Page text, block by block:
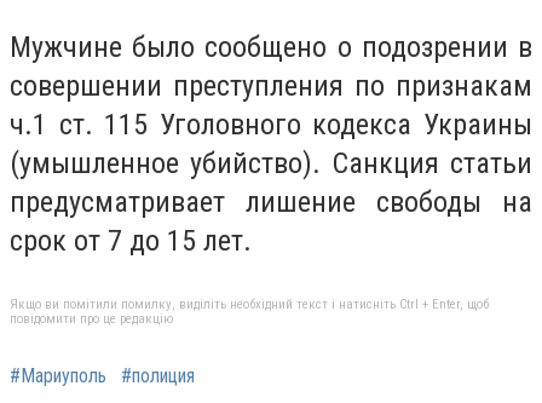
Мужчине было сообщено о подозрении в
совершении преступления по признакам
ч.1 ст. 115 Уголовного кодекса Украины
(умышленное убийство). Санкция статьи
предусматривает лишение свободы на
срок от 7 до 15 лет.
Якщо ви помітили помилку, виділіть необхідний текст і натисніть Ctrl + Enter, щоб
повідомити про це редакцію
#Мариуполь #полиция